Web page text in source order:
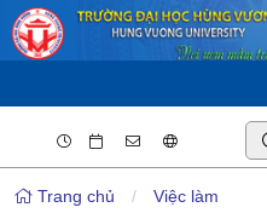
Trang chủ / Việc làm